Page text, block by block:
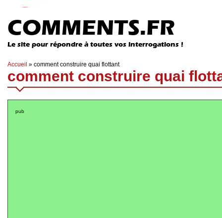
COMMENTS.FR
Le site pour répondre à toutes vos interrogations !
Accueil » comment construire quai flottant
comment construire quai
pub